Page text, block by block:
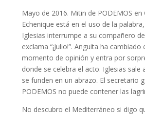
Mayo de 2016. Mitin de PODEMOS en
Echenique está en el uso de la
Iglesias interrumpe a su compañero
exclama “¡Julio!”. Anguita ha
momento de opinión y entra por
donde se celebra el acto. Iglesias sale
se funden en un abrazo. El secretario
PODEMOS no puede contener las
No descubro el Mediterráneo si digo